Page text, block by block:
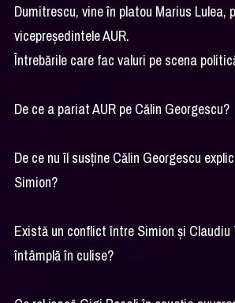
Dumitrescu, vine în platou Marius Lulea,
vicepreședintele AUR.
Întrebările care fac valuri pe scena
De ce a pariat AUR pe Călin Georgescu?
De ce nu îl susține Călin Georgescu
Simion?
Există un conflict între Simion și Claudiu
întâmplă în culise?